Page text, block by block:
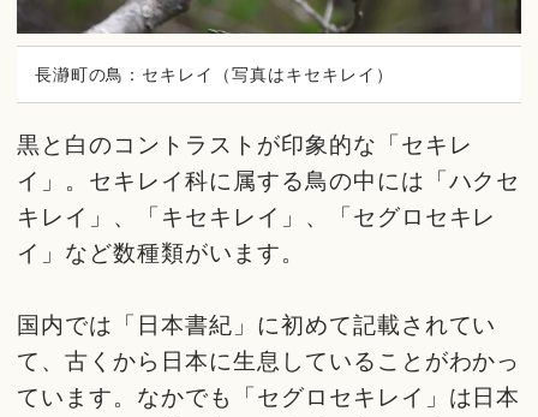
長瀞町の鳥：セキレイ（写真はキセキレイ）
黒と白のコントラストが印象的な「セキレ
イ」。セキレイ科に属する鳥の中には「ハクセ
キレイ」、「キセキレイ」、「セグロセキレ
イ」など数種類がいます。
国内では「日本書紀」に初めて記載されてい
て、古くから日本に生息していることがわかっ
ています。なかでも「セグロセキレイ」は日本